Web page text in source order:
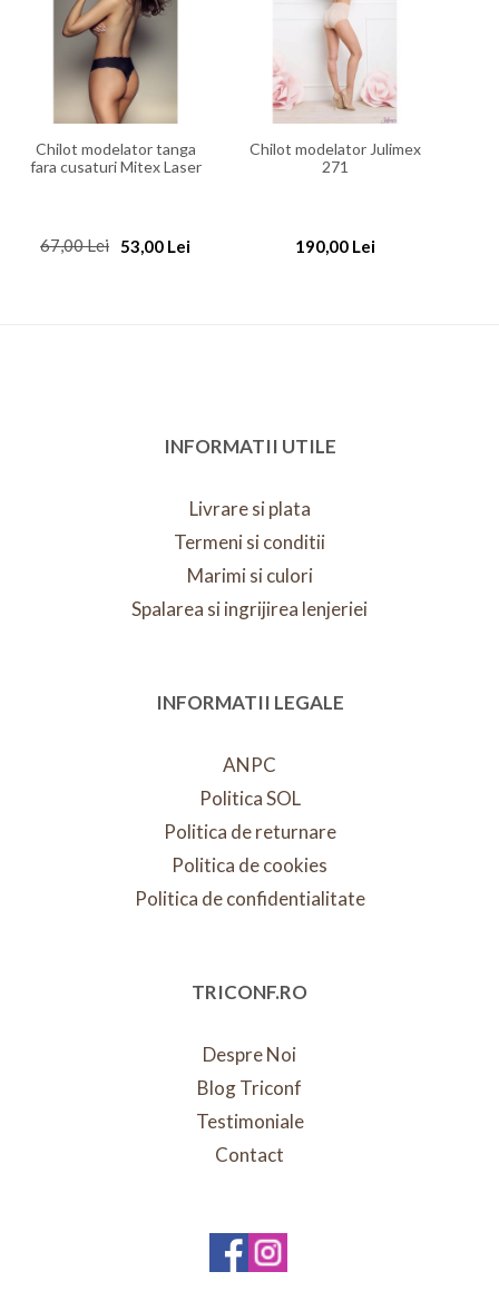
Chilot modelator tanga
fara cusaturi Mitex Laser
67,00 Lei 53,00 Lei
Chilot modelator Julimex
271
190,00 Lei
INFORMATII UTILE
Livrare si plata
Termeni si conditii
Marimi si culori
Spalarea si ingrijirea lenjeriei
INFORMATII LEGALE
ANPC
Politica SOL
Politica de returnare
Politica de cookies
Politica de confidentialitate
TRICONF.RO
Despre Noi
Blog Triconf
Testimoniale
Contact